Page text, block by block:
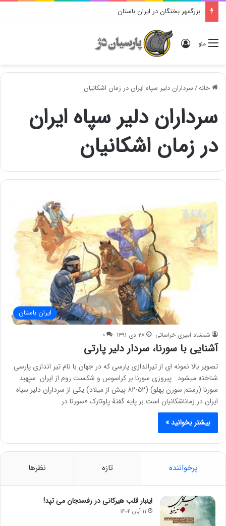
بزرگمهر بختگان در ایران باستان
منو ورود
خانه/سرداران دلیر سپاه ایران در زمان اشکانیان
سرداران دلیر سپاه ایران
در زمان اشکانیان
ایران باستان
شمشاد امیری خراسانی ۲۸ دی ۱۳۹۱ ۰
آشنایی با سورنا، سردار دلیر پارتی
تصویر بالا نمونه ای از تیراندازی پارسی که در جهان با نام تیر اندازی پارسی
شناخته میشود پیروزی سورنا بر کراسوس و شکست روم از ایران سپهبد
سورنا (رستم سورن پهلو) (۵۲-۸۲ پیش از میلاد) یکی از سرداران دلیر سپاه
ایران در زماناشکانیان است.بر پایه گفتهٔ پلوتارک «سورنا در…
بیشتر بخوانید »
پرخواننده تازه نظرها
اینبار قلب هیرکانی در رفسنجان می تپد!
۱۱ آبان ۱۴۰۴